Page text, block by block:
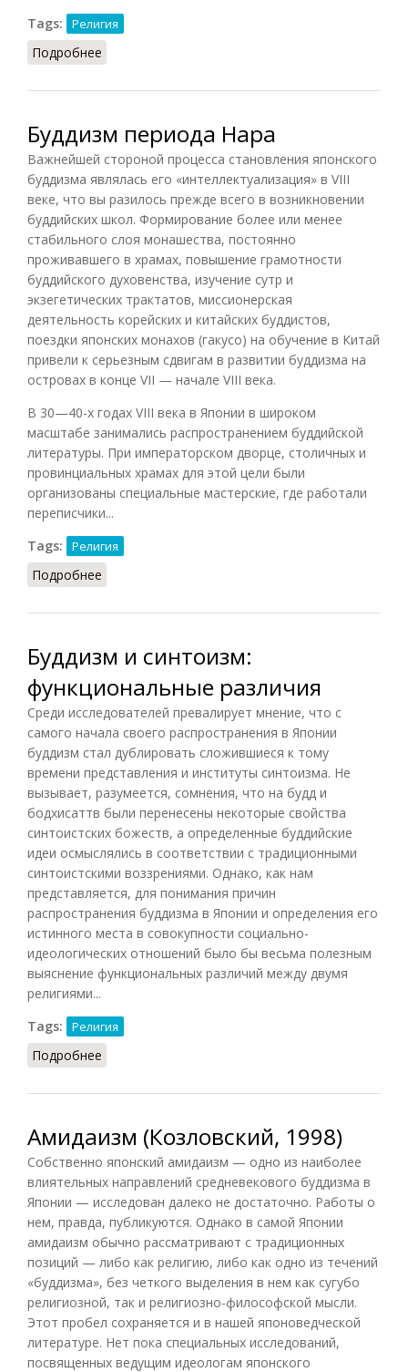
Tags:
Религия
Подробнее
Буддизм периода Нара
Важнейшей стороной процесса становления японского
буддизма являлась его «интеллектуализация» в VIII
веке, что вы разилось прежде всего в возникновении
буддийских школ. Формирование более или менее
стабильного слоя монашества, постоянно
проживавшего в храмах, повышение грамотности
буддийского духовенства, изучение сутр и
экзегетических трактатов, миссионерская
деятельность корейских и китайских буддистов,
поездки японских монахов (гакусо) на обучение в Китай
привели к серьезным сдвигам в развитии буддизма на
островах в конце VII — начале VIII века.
В 30—40-х годах VIII века в Японии в широком
масштабе занимались распространением буддийской
литературы. При императорском дворце, столичных и
провинциальных храмах для этой цели были
организованы специальные мастерские, где работали
переписчики...
Tags:
Религия
Подробнее
Буддизм и синтоизм:
функциональные различия
Среди исследователей превалирует мнение, что с
самого начала своего распространения в Японии
буддизм стал дублировать сложившиеся к тому
времени представления и институты синтоизма. Не
вызывает, разумеется, сомнения, что на будд и
бодхисаттв были перенесены некоторые свойства
синтоистских божеств, а определенные буддийские
идеи осмыслялись в соответствии с традиционными
синтоистскими воззрениями. Однако, как нам
представляется, для понимания причин
распространения буддизма в Японии и определения его
истинного места в совокупности социально-
идеологических отношений было бы весьма полезным
выяснение функциональных различий между двумя
религиями...
Tags:
Религия
Подробнее
Амидаизм (Козловский, 1998)
Собственно японский амидаизм — одно из наиболее
влиятельных направлений средневекового буддизма в
Японии — исследован далеко не достаточно. Работы о
нем, правда, публикуются. Однако в самой Японии
амидаизм обычно рассматривают с традиционных
позиций — либо как религию, либо как одно из течений
«буддизма», без четкого выделения в нем как сугубо
религиозной, так и религиозно-философской мысли.
Этот пробел сохраняется и в нашей японоведческой
литературе. Нет пока специальных исследований,
посвященных ведущим идеологам японского